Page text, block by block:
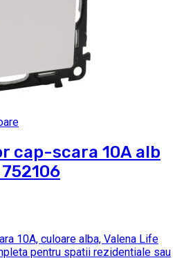
cap-scara 10A alb
10A, culoare alba, Valena Life
pentru spatii rezidentiale sau